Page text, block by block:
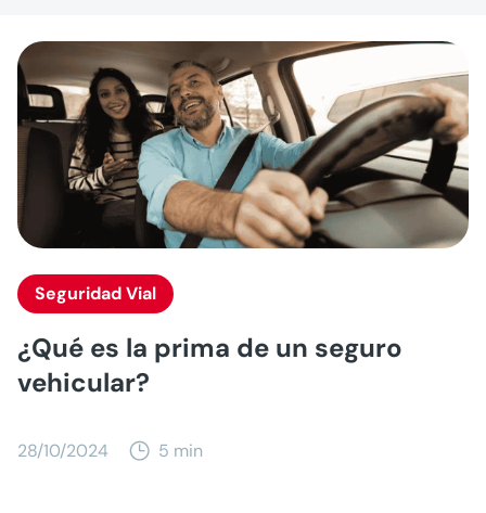
Seguridad Vial
¿Qué es la prima de un seguro
vehicular?
28/10/2024 5 min